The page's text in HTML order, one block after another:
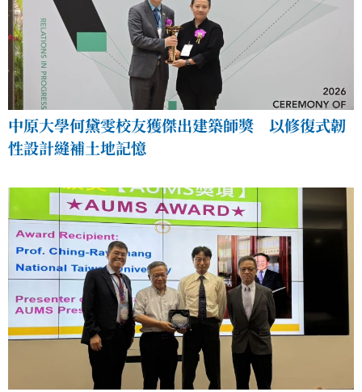
中原大學何黛雯校友獲傑出建築師獎 以修復式韌
性設計縫補土地記憶